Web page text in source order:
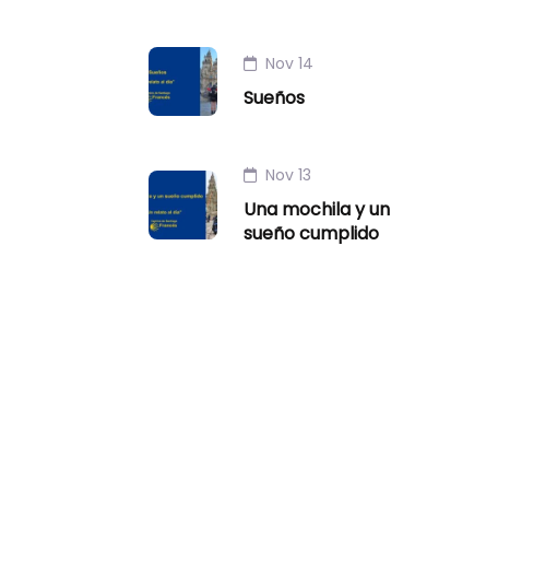
Nov 14
Sueños
Nov 13
Una mochila y un
sueño cumplido